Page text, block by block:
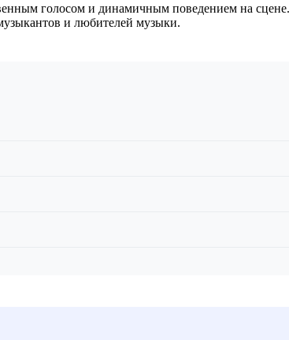
голосом и динамичным поведением на
и любителей музыки.